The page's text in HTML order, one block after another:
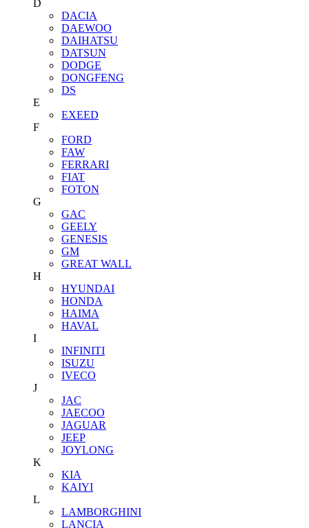
D
DACIA
DAEWOO
DAIHATSU
DATSUN
DODGE
DONGFENG
DS
E
EXEED
F
FORD
FAW
FERRARI
FIAT
FOTON
G
GAC
GEELY
GENESIS
GM
GREAT WALL
H
HYUNDAI
HONDA
HAIMA
HAVAL
I
INFINITI
ISUZU
IVECO
J
JAC
JAECOO
JAGUAR
JEEP
JOYLONG
K
KIA
KAIYI
L
LAMBORGHINI
LANCIA